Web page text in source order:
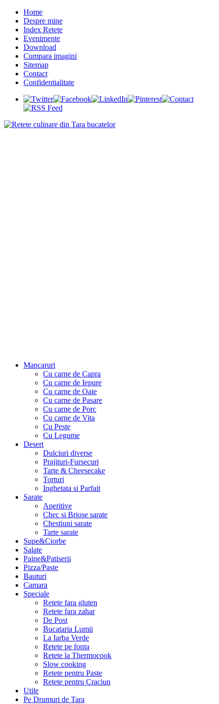
Home
Despre mine
Index Retete
Evenimente
Download
Cumpara imagini
Sitemap
Contact
Confidentialitate
Mancaruri
Cu carne de Capra
Cu carne de Iepure
Cu carne de Oaie
Cu carne de Pasare
Cu carne de Porc
Cu carne de Vita
Cu Peste
Cu Legume
Desert
Dulciuri diverse
Prajituri-Fursecuri
Tarte & Cheesecake
Torturi
Inghetata si Parfait
Sarate
Aperitive
Chec si Briose sarate
Chestiuni sarate
Tarte sarate
Supe&Ciorbe
Salate
Paine&Patiserii
Pizza/Paste
Bauturi
Camara
Speciale
Retete fara gluten
Retete fara zahar
De Post
Bucataria Lumii
La Iarba Verde
Retete pe fonta
Retete la Thermocook
Slow cooking
Retete pentru Paste
Retete pentru Craciun
Utile
Pe Drumuri de Tara